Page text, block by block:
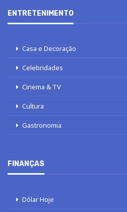
ENTRETENIMENTO
Casa e Decoração
Celebridades
Cinema & TV
Cultura
Gastronomia
FINANÇAS
Dólar Hoje